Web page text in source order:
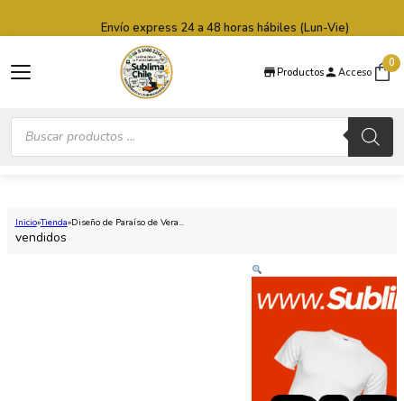
Productos Acceso
0
Búsqueda
productos
Envío express 24 a 48 horas hábiles (Lun-Vie)
Inicio Tienda Diseño de Paraíso de Vera...
vendidos